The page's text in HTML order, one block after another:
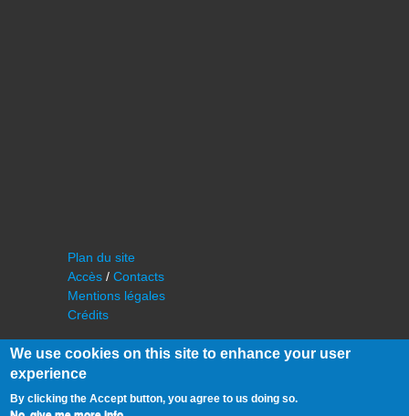
Plan du site
Accès / Contacts
Mentions légales
Crédits
We use cookies on this site to enhance your user
experience
By clicking the Accept button, you agree to us doing so.